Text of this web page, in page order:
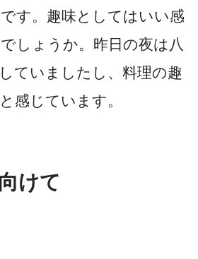
す。趣味としてはいい感
しょうか。昨日の夜は八
ていましたし、料理の趣
感じています。
けて